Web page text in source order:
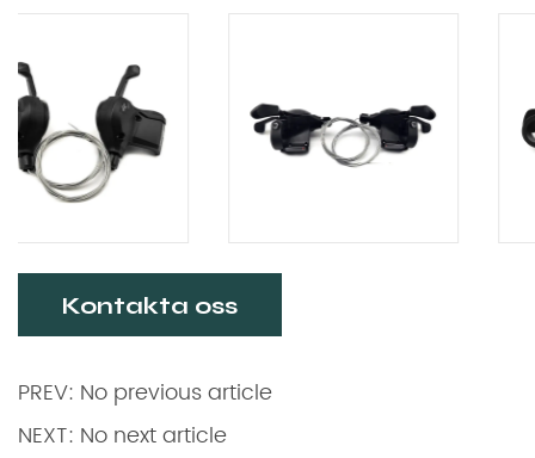
Kontakta oss
PREV: No previous article
NEXT: No next article